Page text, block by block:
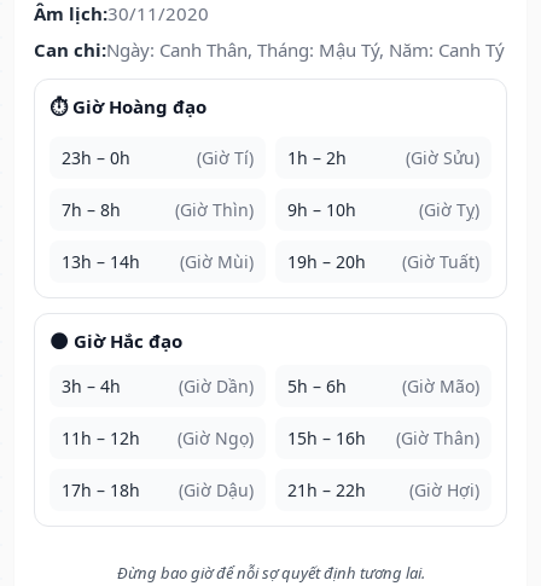
Âm lịch:30/11/2020
Can chi:Ngày: Canh Thân, Tháng: Mậu Tý, Năm: Canh Tý
⏱️ Giờ Hoàng đạo
23h – 0h (Giờ Tí) 1h – 2h (Giờ Sửu)
7h – 8h (Giờ Thìn) 9h – 10h (Giờ Tỵ)
13h – 14h (Giờ Mùi) 19h – 20h (Giờ Tuất)
🌑 Giờ Hắc đạo
3h – 4h (Giờ Dần) 5h – 6h (Giờ Mão)
11h – 12h (Giờ Ngọ) 15h – 16h (Giờ Thân)
17h – 18h (Giờ Dậu) 21h – 22h (Giờ Hợi)
Đừng bao giờ để nỗi sợ quyết định tương lai.